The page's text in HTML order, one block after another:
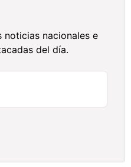
noticias nacionales e
del día.